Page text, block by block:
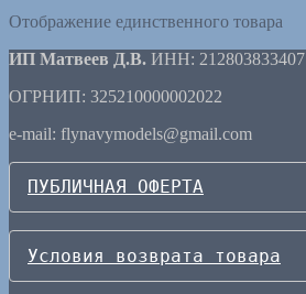
Отображение единственного товара
ИП Матвеев Д.В. ИНН: 212803833407
ОГРНИП: 325210000002022
e-mail: flynavymodels@gmail.com
ПУБЛИЧНАЯ ОФЕРТА
Условия возврата товара